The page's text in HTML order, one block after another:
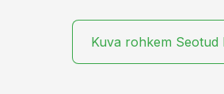
taimekaitse ja väetamine jaotuvad
saagi kättesaamine ja
lühikese ajavahemiku jooksul –
Kuva rohkem Seotud